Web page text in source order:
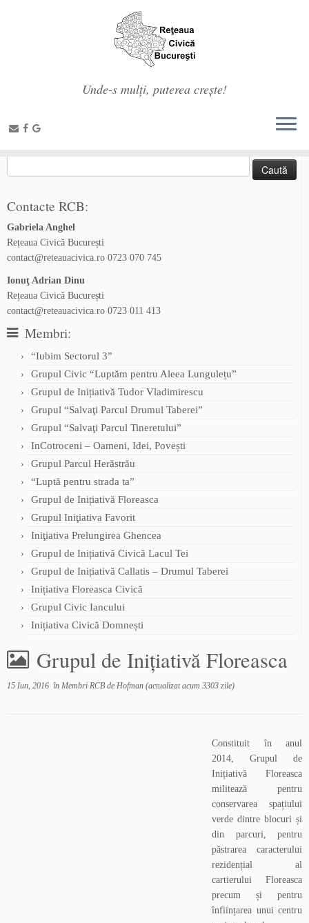
Unde-s mulți, puterea crește!
Membri RCB » Grupul de Inițiativă Floreasca
Social links
după:
Contacte RCB:
Gabriela Anghel
Rețeaua Civică București
contact@reteauacivica.ro 0723 070 745
Ionuţ Adrian Dinu
Rețeaua Civică București
contact@reteauacivica.ro 0723 011 413
Membri:
“Iubim Sectorul 3”
Grupul Civic “Luptăm pentru Aleea Lungulețu”
Grupul de Inițiativă Tudor Vladimirescu
Grupul “Salvaţi Parcul Drumul Taberei”
Grupul “Salvaţi Parcul Tineretului”
InCotroceni – Oameni, Idei, Povești
Grupul Parcul Herăstrău
“Luptă pentru strada ta”
Grupul de Inițiativă Floreasca
Grupul Iniţiativa Favorit
Iniţiativa Prelungirea Ghencea
Grupul de Inițiativă Civică Lacul Tei
Grupul de Inițiativă Callatis – Drumul Taberei
Inițiativa Floreasca Civică
Grupul Civic Iancului
Inițiativa Civică Domnești
Grupul de Inițiativă Floreasca
15 Iun, 2016 în Membri RCB de Hofman (actualizat acum 3303 zile)
Constituit în anul
2014, Grupul de
Inițiativă Floreasca
militează pentru
conservarea spațiului
verde dintre blocuri și
din parcuri, pentru
păstrarea caracterului
rezidențial al
cartierului Floreasca
precum și pentru
înființarea unui centru